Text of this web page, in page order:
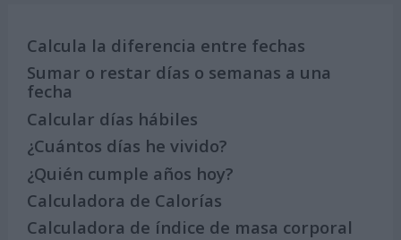
Calcula la diferencia entre fechas
Sumar o restar días o semanas a una
fecha
Calcular días hábiles
¿Cuántos días he vivido?
¿Quién cumple años hoy?
Calculadora de Calorías
Calculadora de índice de masa corporal